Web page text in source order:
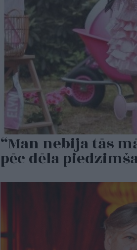
“Man nebija tās
pēc dēla